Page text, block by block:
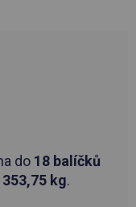
do 18 balíčků
353,75 kg.